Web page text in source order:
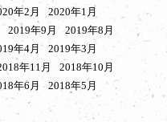
年2月
2020年1月
2019年9月
2019年8月
年4月
2019年3月
年11月
2018年10月
年6月
2018年5月